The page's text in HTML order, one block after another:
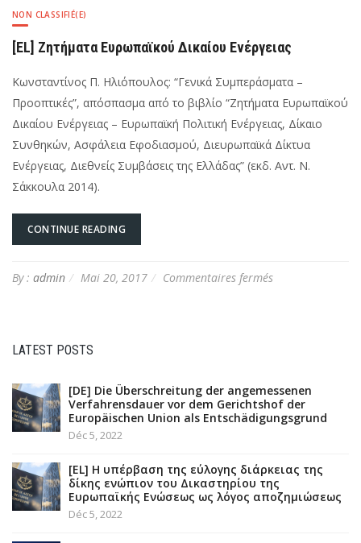
NON CLASSIFIÉ(E)
[EL] Ζητήματα Ευρωπαϊκού Δικαίου Ενέργειας
Κωνσταντίνος Π. Ηλιόπουλος: “Γενικά Συμπεράσματα –
Προοπτικές”, απόσπασμα από το βιβλίο “Ζητήματα Ευρωπαϊκού
Δικαίου Ενέργειας – Ευρωπαϊκή Πολιτική Ενέργειας, Δίκαιο
Συνθηκών, Ασφάλεια Εφοδιασμού, Διευρωπαϊκά Δίκτυα
Ενέργειας, Διεθνείς Συμβάσεις της Ελλάδας” (εκδ. Αντ. Ν.
Σάκκουλα 2014).
CONTINUE READING
By : admin Mai 20, 2017 Commentaires ferméssur
LATEST POSTS
[DE] Die Überschreitung der angemessenen
Verfahrensdauer vor dem Gerichtshof der
Europäischen Union als Entschädigungsgrund
Déc 5, 2022
[EL] Η υπέρβαση της εύλογης διάρκειας της
δίκης ενώπιον του Δικαστηρίου της
Ευρωπαϊκής Ενώσεως ως λόγος αποζημιώσεως
Déc 5, 2022